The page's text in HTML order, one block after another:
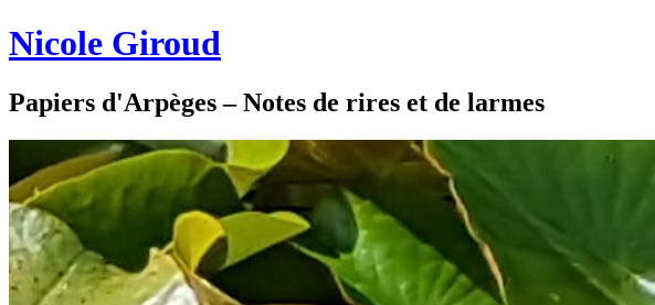
Nicole Giroud
Papiers d'Arpèges – Notes de rires et de larmes